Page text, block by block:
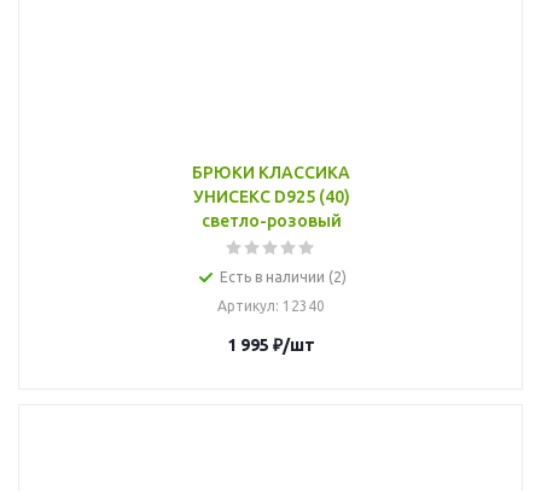
БРЮКИ КЛАССИКА
УНИСЕКС D925 (40)
светло-розовый
Есть в наличии (2)
Артикул: 12340
1 995 ₽/шт